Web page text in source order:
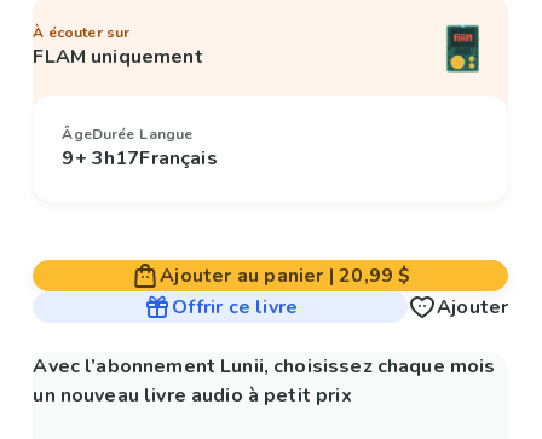
À écouter sur
FLAM uniquement
Âge
9+
Durée
3h17
Langue
Français
Ajouter au panier |20,99 $
Offrir ce livre
Ajouter
Avec l’abonnement Lunii, choisissez chaque mois
un nouveau livre audio à petit prix